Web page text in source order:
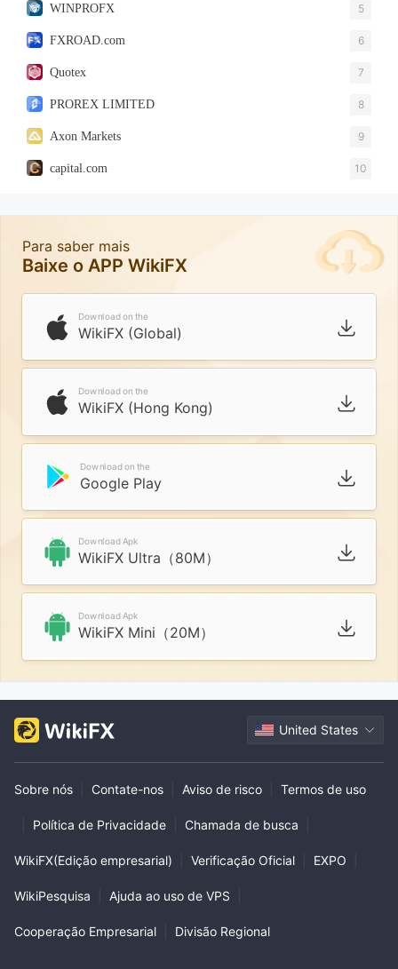
WINPROFX 5
FXROAD.com 6
Quotex 7
PROREX LIMITED 8
Axon Markets 9
capital.com 10
Para saber mais
Baixe o APP WikiFX
Download on the
WikiFX (Global)
Download on the
WikiFX (Hong Kong)
Download on the
Google Play
Download Apk
WikiFX Ultra（80M）
Download Apk
WikiFX Mini（20M）
United States
Sobre nós Contate-nos Aviso de risco Termos de uso
Política de Privacidade Chamada de busca
WikiFX(Edição empresarial) Verificação Oficial EXPO
WikiPesquisa Ajuda ao uso de VPS
Cooperação Empresarial Divisão Regional